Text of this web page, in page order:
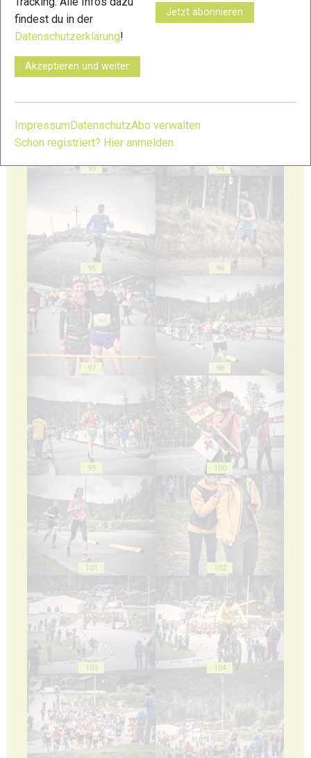
91
93 94
95 96
97 98
99 100
101 102
103 104
findest du in der
Datenschutzerklärung!
Akzeptieren und weiter
Jetzt abonnieren
Impressum DatenschutzAbo verwalten
Schon registriert? Hier anmelden